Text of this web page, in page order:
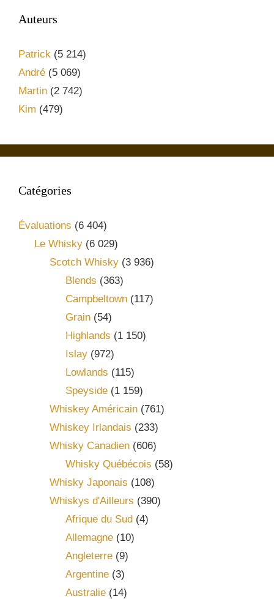
Auteurs
Patrick (5 214)
André (5 069)
Martin (2 742)
Kim (479)
Catégories
Évaluations (6 404)
Le Whisky(6 029)
Scotch Whisky (3 936)
Blends (363)
Campbeltown(117)
Grain(54)
Highlands (1 150)
Islay(972)
Lowlands (115)
Speyside(1 159)
Whiskey Américain (761)
Whiskey Irlandais (233)
Whisky Canadien (606)
Whisky Québécois (58)
Whisky Japonais (108)
Whiskys d'Ailleurs (390)
Afrique du Sud (4)
Allemagne(10)
Angleterre(9)
Argentine(3)
Australie(14)